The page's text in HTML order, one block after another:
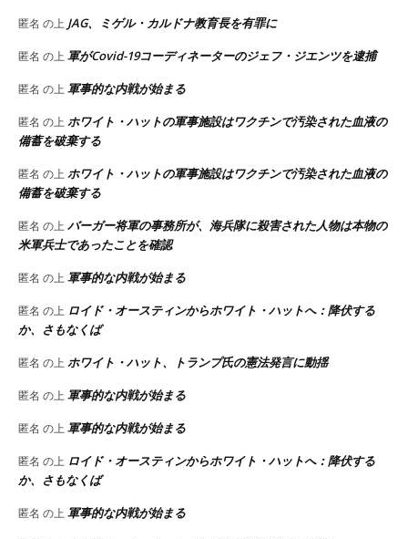
匿名 の上 JAG、ミゲル・カルドナ教育長を有罪に
匿名 の上 軍がCovid-19コーディネーターのジェフ・ジエンツを逮捕
匿名 の上 軍事的な内戦が始まる
匿名 の上 ホワイト・ハットの軍事施設はワクチンで汚染された血液の
備蓄を破棄する
匿名 の上 ホワイト・ハットの軍事施設はワクチンで汚染された血液の
備蓄を破棄する
匿名 の上 バーガー将軍の事務所が、海兵隊に殺害された人物は本物の
米軍兵士であったことを確認
匿名 の上 軍事的な内戦が始まる
匿名 の上 ロイド・オースティンからホワイト・ハットへ：降伏する
か、さもなくば
匿名 の上 ホワイト・ハット、トランプ氏の憲法発言に動揺
匿名 の上 軍事的な内戦が始まる
匿名 の上 軍事的な内戦が始まる
匿名 の上 ロイド・オースティンからホワイト・ハットへ：降伏する
か、さもなくば
匿名 の上 軍事的な内戦が始まる